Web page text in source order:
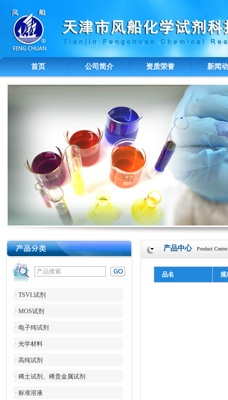
首页 公司简介 资质荣誉 新闻
· TSVL试剂
· MOS试剂
· 电子纯试剂
· 光学材料
· 高纯试剂
· 稀土试剂、稀贵金属试剂
· 标准溶液
产品中心 Product Center
品名 规